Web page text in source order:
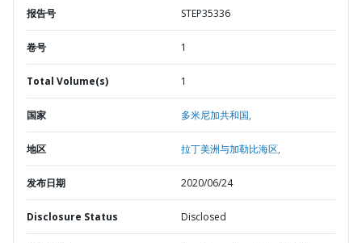
报告号 STEP35336
卷号 1
Total Volume(s) 1
国家 多米尼加共和国,
地区 拉丁美洲与加勒比海区,
发布日期 2020/06/24
Disclosure Status Disclosed